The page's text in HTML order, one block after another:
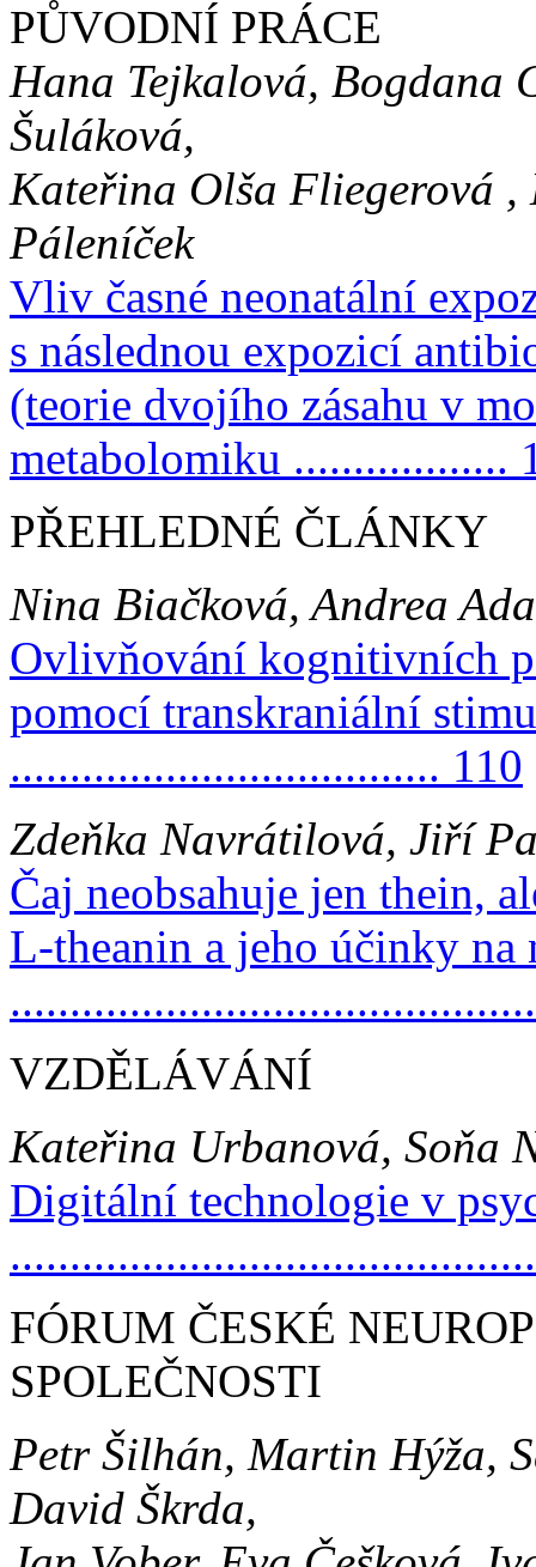
PŮVODNÍ PRÁCE
Hana Tejkalová, Bogdana
Šuláková,
Kateřina Olša Fliegerová ,
Páleníček
Vliv časné neonatální
s následnou expozicí
(teorie dvojího zásahu v
metabolomiku ..................
PŘEHLEDNÉ ČLÁNKY
Nina Biačková, Andrea
Ovlivňování kognitivních
pomocí transkraniální
.................................... 110
Zdeňka Navrátilová, Jiří
Čaj neobsahuje jen thein,
L-theanin a jeho účinky na
VZDĚLÁVÁNÍ
Kateřina Urbanová, Soňa
Digitální technologie v
FÓRUM ČESKÉ
SPOLEČNOSTI
Petr Šilhán, Martin Hýža,
David Škrda,